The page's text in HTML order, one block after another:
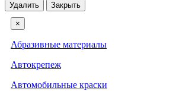
Удалить Закрыть
×
Абразивные материалы
Автокрепеж
Автомобильные краски